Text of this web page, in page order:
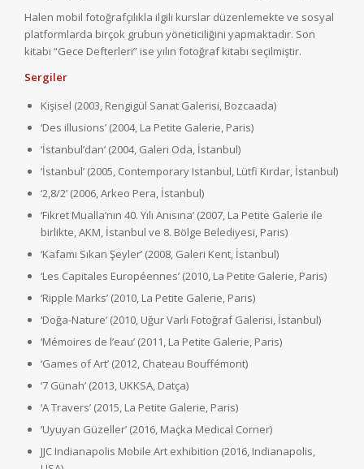
Halen mobil fotoğrafçılıkla ilgili kurslar düzenlemekte ve sosyal
platformlarda birçok grubun yöneticiliğini yapmaktadır. Son
kitabı “Gece Defterleri” ise yılın fotoğraf kitabı seçilmiştir.
Sergiler
Kişisel (2003, Rengigül Sanat Galerisi, Bozcaada)
‘Des illusions’ (2004, La Petite Galerie, Paris)
‘İstanbul’dan’ (2004, Galeri Oda, İstanbul)
‘İstanbul’ (2005, Contemporary Istanbul, Lütfi Kırdar, İstanbul)
‘2,8/2’ (2006, Arkeo Pera, İstanbul)
‘Fikret Mualla’nın 40. Yılı Anısına’ (2007, La Petite Galerie ile
birlikte, AKM, İstanbul ve 8. Bölge Belediyesi, Paris)
‘Kafamı Sıkan Şeyler’ (2008, Galeri Kent, İstanbul)
‘Les Capitales Européennes’ (2010, La Petite Galerie, Paris)
‘Ripple Marks’ (2010, La Petite Galerie, Paris)
‘Doğa-Nature’ (2010, Uğur Varlı Fotoğraf Galerisi, İstanbul)
‘Mémoires de l’eau’ (2011, La Petite Galerie, Paris)
‘Games of Art’ (2012, Chateau Bouffémont)
‘7 Günah’ (2013, UKKSA, Datça)
‘A Travers’ (2015, La Petite Galerie, Paris)
‘Uyuyan Güzeller’ (2016, Maçka Medical Corner)
JJC Indianapolis Mobile Art exhibition (2016, Indianapolis,